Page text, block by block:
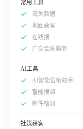
常用工具
海关数据
地图获客
在线搜
广交会采购商
AI工具
AI智能营销助手
智能搜邮
邮件检测
社媒获客